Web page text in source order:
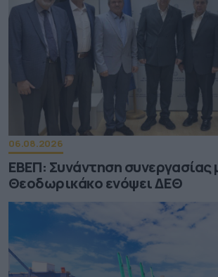
06.08.2026
ΕΒΕΠ: Συνάντηση συνεργασίας
Θεοδωρικάκο ενόψει ΔΕΘ